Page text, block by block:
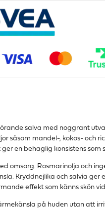
salva med noggrant
såsom mandel-, kokos- och
en behaglig konsistens som
omsorg. Rosmarinolja och
Kryddnejlika och salvia ger
effekt som känns skön
på huden utan att